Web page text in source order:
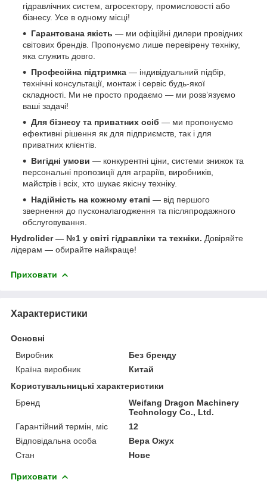
гідравлічних систем, агросектору, промисловості або
бізнесу. Усе в одному місці!
Гарантована якість — ми офіційні дилери провідних
світових брендів. Пропонуємо лише перевірену техніку,
яка служить довго.
Професійна підтримка — індивідуальний підбір,
технічні консультації, монтаж і сервіс будь-якої
складності. Ми не просто продаємо — ми розв’язуємо
ваші задачі!
Для бізнесу та приватних осіб — ми пропонуємо
ефективні рішення як для підприємств, так і для
приватних клієнтів.
Вигідні умови — конкурентні ціни, системи знижок та
персональні пропозиції для аграріїв, виробників,
майстрів і всіх, хто шукає якісну техніку.
Надійність на кожному етапі — від першого
звернення до пусконалагодження та післяпродажного
обслуговування.
Hydrolider — №1 у світі гідравліки та техніки. Довіряйте
лідерам — обирайте найкраще!
Приховати
Характеристики
Основні
Виробник
Без бренду
Країна виробник
Китай
Користувальницькі характеристики
Бренд
Weifang Dragon Machinery
Technology Co., Ltd.
Гарантійний термін, міс
12
Відповідальна особа
Вера Ожух
Стан
Нове
Приховати